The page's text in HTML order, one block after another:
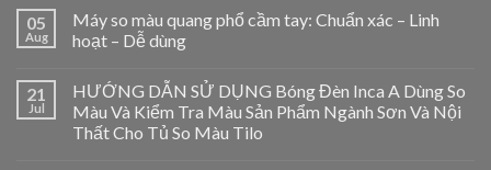
05
Aug
Máy so màu quang phổ cầm tay: Chuẩn xác – Linh
hoạt – Dễ dùng
21
Jul
HƯỚNG DẪN SỬ DỤNG Bóng Đèn Inca A Dùng So
Màu Và Kiểm Tra Màu Sản Phẩm Ngành Sơn Và Nội
Thất Cho Tủ So Màu Tilo